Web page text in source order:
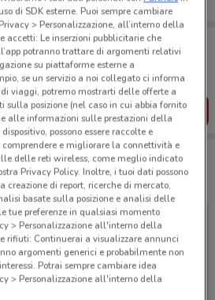
sempre con te!
migliori offerte dei negozi vicino a te,
la tua lista del risparmio, comodamente
SCARICA L’APP
a Saluzzo
di SDK esterne. Puoi sempre cambiare
> Personalizzazione, all’interno della
accetti: Le inserzioni pubblicitarie che
potranno trattare di argomenti relativi
su piattaforme esterne a
se un servizio a noi collegato ci informa
viaggi, potremo mostrarti delle offerte a
sulla posizione (nel caso in cui abbia fornito
alle informazioni sulle prestazioni della
possono essere raccolte e
comprendere e migliorare la connettività e
delle reti wireless, come meglio indicato
Privacy Policy. Inoltre, i tuoi dati possono
creazione di report, ricerche di mercato,
basate sulla posizione e analisi delle
tue preferenze in qualsiasi momento
> Personalizzazione all'interno della
rifiuti: Continuerai a visualizzare annunci
argomenti generici e probabilmente non
Potrai sempre cambiare idea
> Personalizzazione all'interno della